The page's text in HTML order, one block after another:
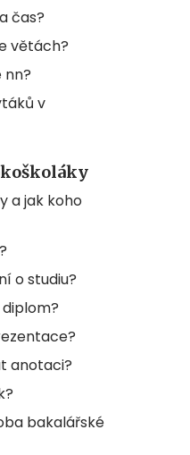
čas?
větách?
nn?
v
a jak koho
o studiu?
anotaci?
bakalářské